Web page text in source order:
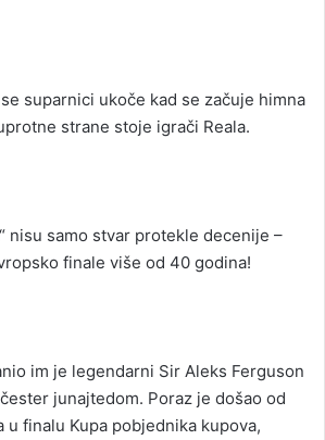
suparnici ukoče kad se začuje himna
strane stoje igrači Reala.
nisu samo stvar protekle decenije –
finale više od 40 godina!
im je legendarni Sir Aleks Ferguson
junajtedom. Poraz je došao od
u finalu Kupa pobjednika kupova,